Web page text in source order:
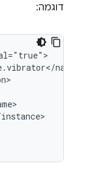
דוגמה:
name>